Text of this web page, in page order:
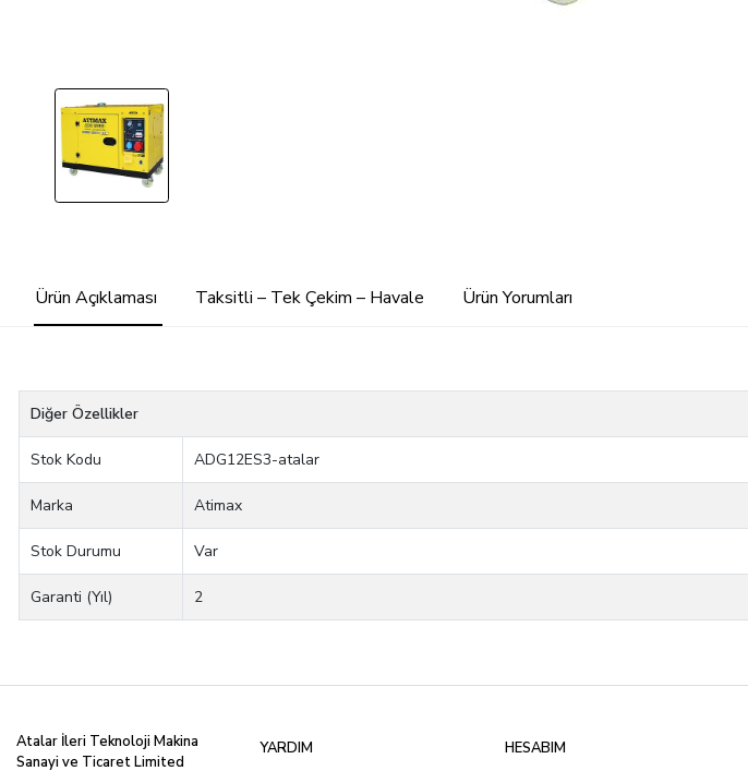
Ürün Açıklaması Taksitli – Tek Çekim – Havale Ürün Yorumları
Diğer Özellikler
Stok Kodu ADG12ES3-atalar
Marka Atimax
Stok Durumu Var
Garanti (Yıl) 2
Atalar İleri Teknoloji Makina
Sanayi ve Ticaret Limited
YARDIM
HESABIM